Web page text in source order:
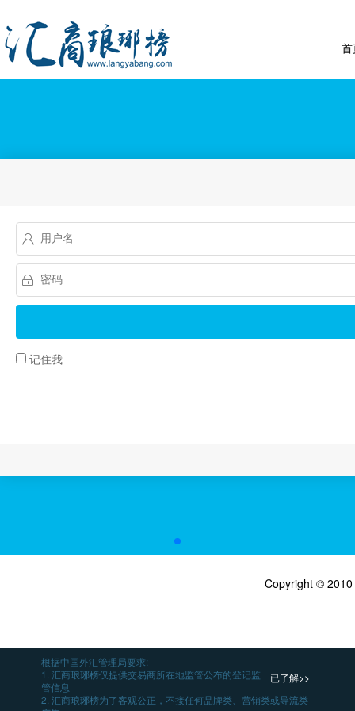
已了解>>
根据中国外汇管理局要求:
1. 汇商琅琊榜仅提供交易商所在地监管公布的登记监
管信息
2. 汇商琅琊榜为了客观公正，不接任何品牌类、营销类或导流类


记住我
Copyright ©